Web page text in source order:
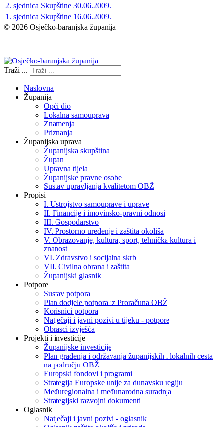
2. sjednica Skupštine 30.06.2009.
1. sjednica Skupštine 16.06.2009.
© 2026 Osječko-baranjska županija
Traži ...
Naslovna
Županija
Opći dio
Lokalna samouprava
Znamenja
Priznanja
Županijska uprava
Županijska skupština
Župan
Upravna tijela
Županijske pravne osobe
Sustav upravljanja kvalitetom OBŽ
Propisi
I. Ustrojstvo samouprave i uprave
II. Financije i imovinsko-pravni odnosi
III. Gospodarstvo
IV. Prostorno uređenje i zaštita okoliša
V. Obrazovanje, kultura, sport, tehnička kultura i
znanost
VI. Zdravstvo i socijalna skrb
VII. Civilna obrana i zaštita
Županijski glasnik
Potpore
Sustav potpora
Plan dodjele potpora iz Proračuna OBŽ
Korisnici potpora
Natječaji i javni pozivi u tijeku - potpore
Obrasci izvješća
Projekti i investicije
Županijske investicije
Plan građenja i održavanja županijskih i lokalnih cesta
na području OBŽ
Europski fondovi i programi
Strategija Europske unije za dunavsku regiju
Međuregionalna i međunarodna suradnja
Strategijski razvojni dokumenti
Oglasnik
Natječaji i javni pozivi - oglasnik